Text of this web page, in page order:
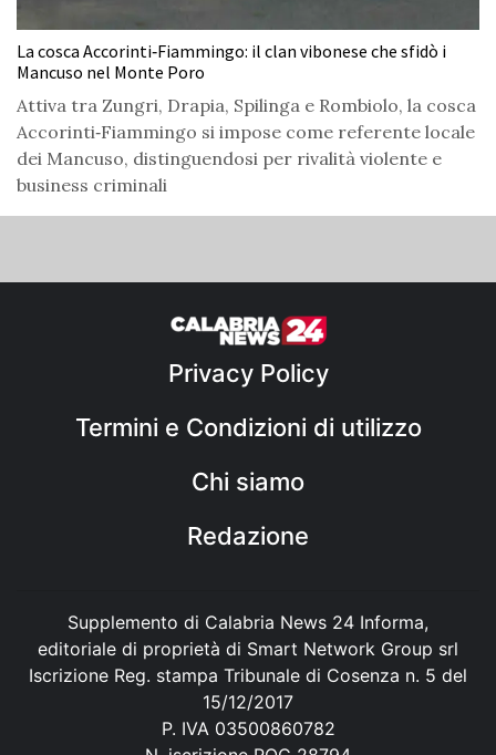
La cosca Accorinti‑Fiammingo: il clan vibonese che sfidò i
Mancuso nel Monte Poro
Attiva tra Zungri, Drapia, Spilinga e Rombiolo, la cosca
Accorinti‑Fiammingo si impose come referente locale
dei Mancuso, distinguendosi per rivalità violente e
business criminali
Privacy Policy
Termini e Condizioni di utilizzo
Chi siamo
Redazione
Supplemento di Calabria News 24 Informa,
editoriale di proprietà di Smart Network Group srl
Iscrizione Reg. stampa Tribunale di Cosenza n. 5 del
15/12/2017
P. IVA 03500860782